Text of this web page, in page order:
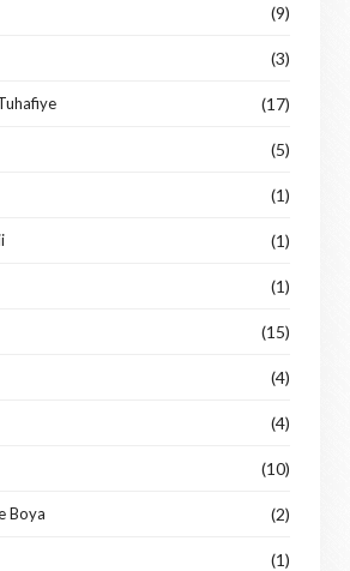
(9)
(3)
(17)
(5)
(1)
(1)
(1)
(15)
(4)
(4)
(10)
Boya (2)
(1)